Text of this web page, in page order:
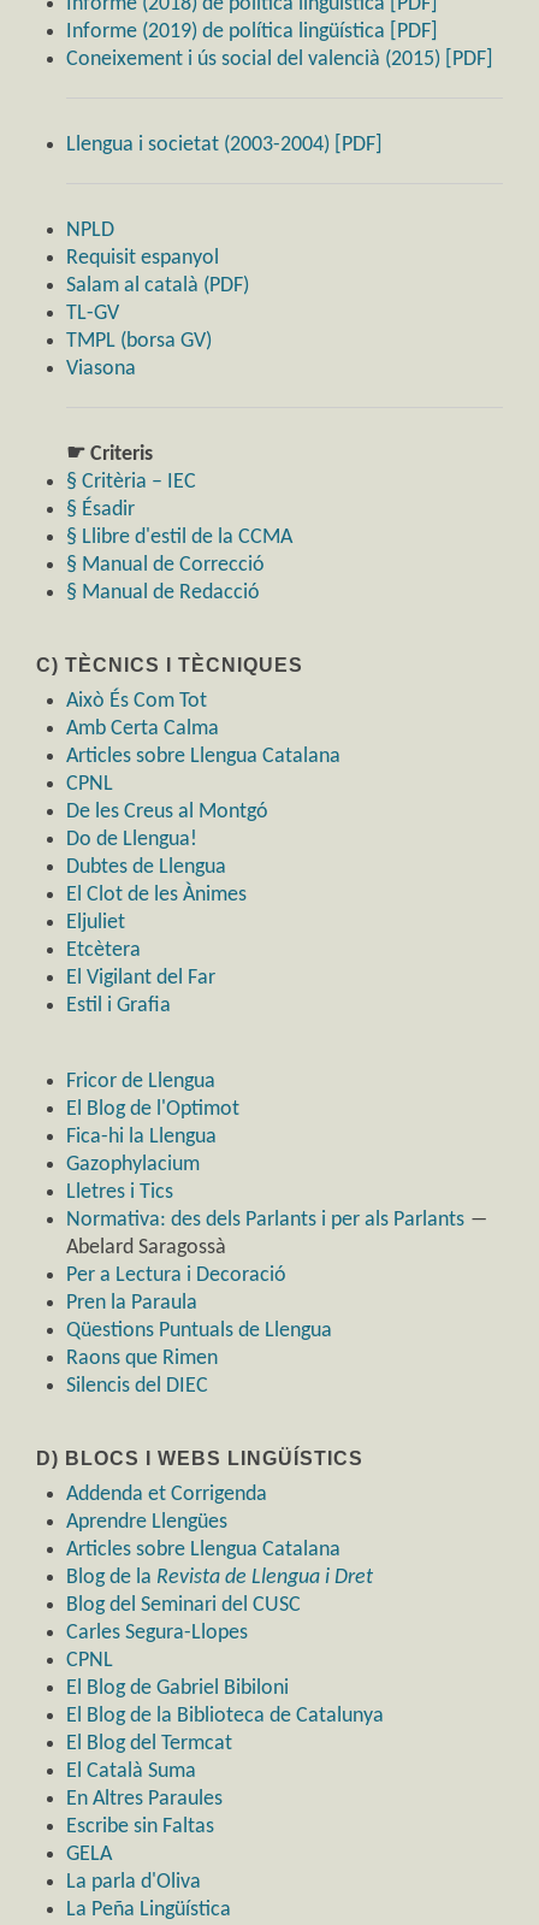
Informe (2019) de política lingüística [PDF]
Coneixement i ús social del valencià (2015) [PDF]
Llengua i societat (2003-2004) [PDF]
NPLD
Requisit espanyol
Salam al català (PDF)
TL-GV
TMPL (borsa GV)
Viasona
☛ Criteris
§ Critèria – IEC
§ Ésadir
§ Llibre d'estil de la CCMA
§ Manual de Correcció
§ Manual de Redacció
C) TÈCNICS I TÈCNIQUES
Això És Com Tot
Amb Certa Calma
Articles sobre Llengua Catalana
CPNL
De les Creus al Montgó
Do de Llengua!
Dubtes de Llengua
El Clot de les Ànimes
Eljuliet
Etcètera
El Vigilant del Far
Estil i Grafia
Fricor de Llengua
El Blog de l'Optimot
Fica-hi la Llengua
Gazophylacium
Lletres i Tics
Normativa: des dels Parlants i per als Parlants ―
Abelard Saragossà
Per a Lectura i Decoració
Pren la Paraula
Qüestions Puntuals de Llengua
Raons que Rimen
Silencis del DIEC
D) BLOCS I WEBS LINGÜÍSTICS
Addenda et Corrigenda
Aprendre Llengües
Articles sobre Llengua Catalana
Blog de la Revista de Llengua i Dret
Blog del Seminari del CUSC
Carles Segura-Llopes
CPNL
El Blog de Gabriel Bibiloni
El Blog de la Biblioteca de Catalunya
El Blog del Termcat
El Català Suma
En Altres Paraules
Escribe sin Faltas
GELA
La parla d'Oliva
La Peña Lingüística